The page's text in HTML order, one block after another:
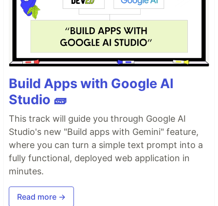
Build Apps with Google AI
Studio 🧱
This track will guide you through Google AI
Studio's new "Build apps with Gemini" feature,
where you can turn a simple text prompt into a
fully functional, deployed web application in
minutes.
Read more →